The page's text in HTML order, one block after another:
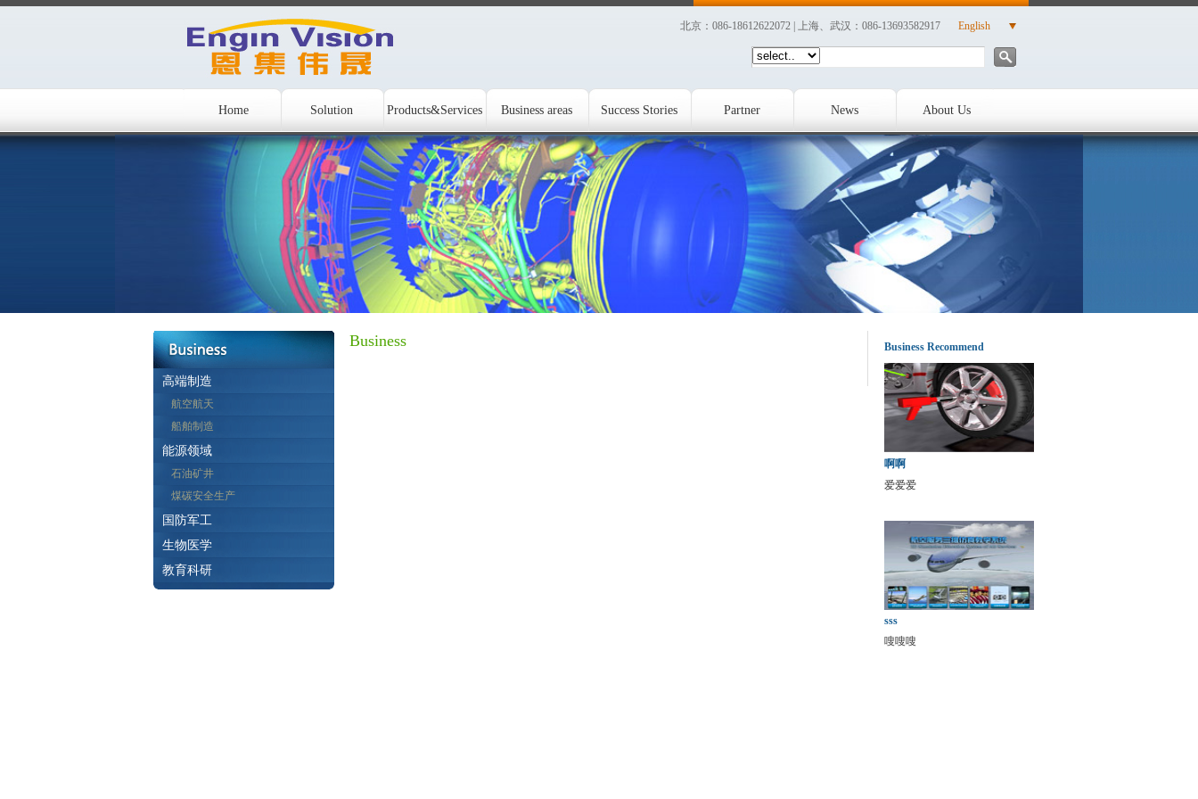
English
北京：086-18612622072 | 上海、武汉：086-13693582917
Home Solution Products&Services Business areas Success Stories Partner News About Us
高端制造
航空航天
船舶制造
能源领域
石油矿井
煤碳安全生产
国防军工
生物医学
教育科研
Business Business Recommend
啊啊
爱爱爱
sss
嗖嗖嗖